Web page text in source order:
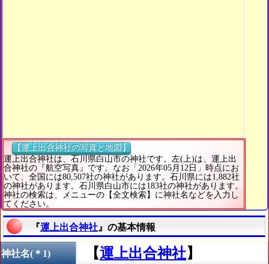
【運上出合神社の写真と地図】
運上出合神社は、石川県白山市の神社です。左(上)は、運上出
合神社の『航空写真』です。なお「2026年05月12日」時点にお
いて、全国には80,507社の神社があります。石川県には1,882社
の神社があります。石川県白山市には183社の神社があります。
神社の検索は、メニューの【全文検索】に神社名などを入力し
てください。
『運上出合神社 』の基本情報
神社名(＊1) 【運上出合神社】